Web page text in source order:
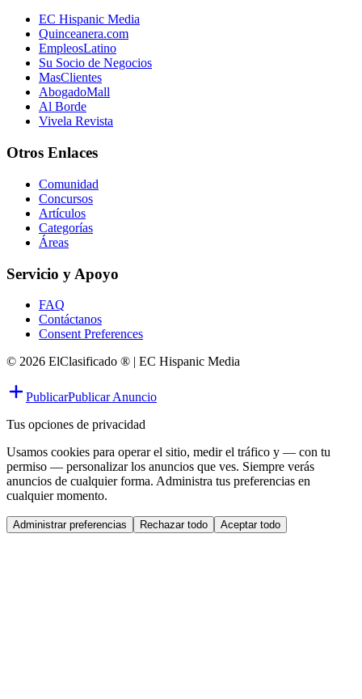
EC Hispanic Media
Quinceanera.com
EmpleosLatino
Su Socio de Negocios
MasClientes
AbogadoMall
Al Borde
Vivela Revista
Otros Enlaces
Comunidad
Concursos
Artículos
Categorías
Áreas
Servicio y Apoyo
FAQ
Contáctanos
Consent Preferences
© 2026 ElClasificado ® | EC Hispanic Media
PublicarPublicar Anuncio
Tus opciones de privacidad
Usamos cookies para operar el sitio, medir el tráfico y — con tu
permiso — personalizar los anuncios que ves. Siempre verás
anuncios de cualquier forma. Administra tus preferencias en
cualquier momento.
Administrar preferencias Rechazar todo Aceptar todo